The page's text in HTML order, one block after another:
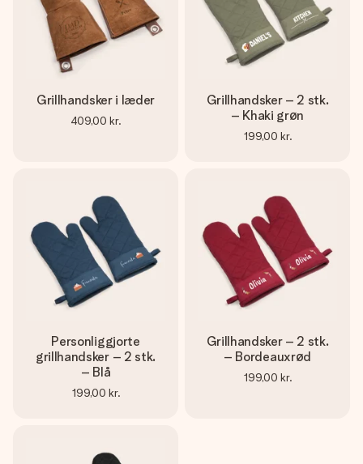
Lav noget særligt i blot få trin – med hendes navn, et
billede af dig eller en besked, der går lige i hendes hjerte.
Intet besvær men udelukkende en masse kærlighed i
øjeblikket.
Grillhandsker i læder
409,00 kr.
Grillhandsker – 2 stk.
– Khaki grøn
199,00 kr.
Personliggjorte
grillhandsker – 2 stk.
– Blå
199,00 kr.
Grillhandsker – 2 stk.
– Bordeauxrød
199,00 kr.